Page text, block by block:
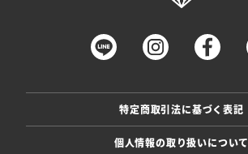
特定商取引法に基づく表記
個人情報の取り扱いについて